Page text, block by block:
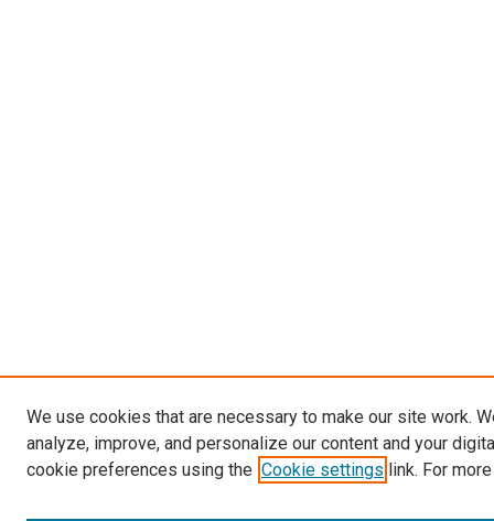
We use cookies that are necessary to make our site work.
analyze, improve, and personalize our content and your
cookie preferences using the Cookie settings link. For